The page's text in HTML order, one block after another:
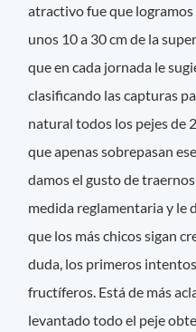
atractivo fue que
unos 10 a 30 cm de la
que en cada jornada le
clasificando las capturas
natural todos los pejes de
que apenas sobrepasan
damos el gusto de
medida reglamentaria y le
que los más chicos sigan
duda, los primeros
fructíferos. Está de más
levantado todo el peje